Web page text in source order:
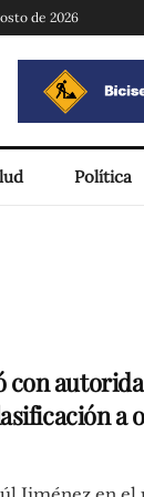
de 2026
Política
con
a